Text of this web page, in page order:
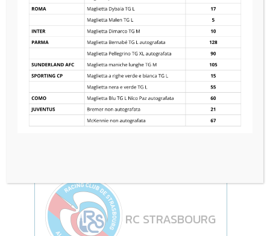
FC INTERNAZIONALE
6
RC STRASBOURG